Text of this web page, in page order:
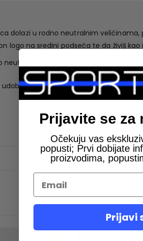
dolazi u rodno neutralnim
logo na sredini podseća te da živiš kao
veličinama, prilagođen većini
udobnosti
Prijavite se za
Očekuju vas
popusti; Prvi dobijate
proizvodima,
Prijavi